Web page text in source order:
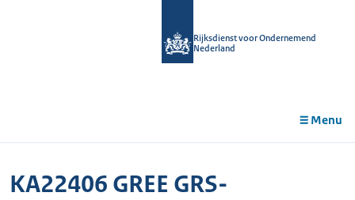
Rijksdienst voor Ondernemend
Nederland
Menu
KA22406 GREE GRS-